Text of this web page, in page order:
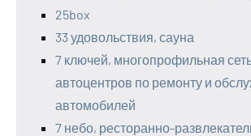
25box
33 удовольствия, сауна
7 ключей, многопрофильная
автоцентров по ремонту и
автомобилей
7 небо, ресторанно-